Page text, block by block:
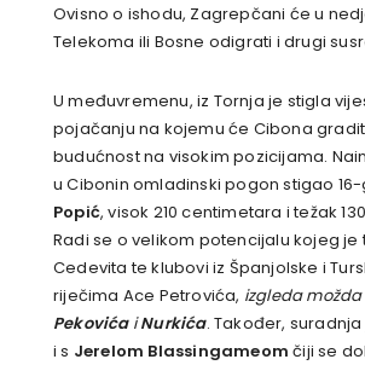
Ovisno o ishodu, Zagrepčani će u
Telekoma ili Bosne odigrati i drugi
U međuvremenu, iz Tornja je stigla
pojačanju na kojemu će Cibona
budućnost na visokim pozicijama.
u Cibonin omladinski pogon stigao
Popić, visok 210 centimetara i težak
Radi se o velikom potencijalu kojeg je
Cedevita te klubovi iz Španjolske i
riječima Ace Petrovića, izgleda
PekovićaiNurkića. Također,
i s Jerelom Blassingameom čiji se